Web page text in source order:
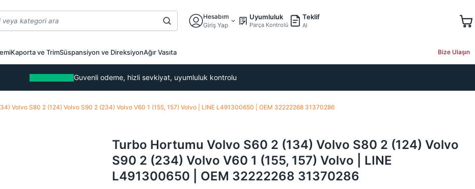
Hesabım
Giriş Yap
Uyumluluk
Parça Kontrolü
Teklif
Al
Kaporta ve TrimSüspansiyon ve DireksiyonAğır Vasıta Bize Ulaşın
Guvenli odeme, hizli sevkiyat, uyumluluk kontrolu
Volvo S80 2 (124) Volvo S90 2 (234) Volvo V60 1 (155, 157) Volvo | LINE L491300650 | OEM 32222268 31370286
Turbo Hortumu Volvo S60 2 (134) Volvo S80 2 (124) Volvo
S90 2 (234) Volvo V60 1 (155, 157) Volvo | LINE
L491300650 | OEM 32222268 31370286